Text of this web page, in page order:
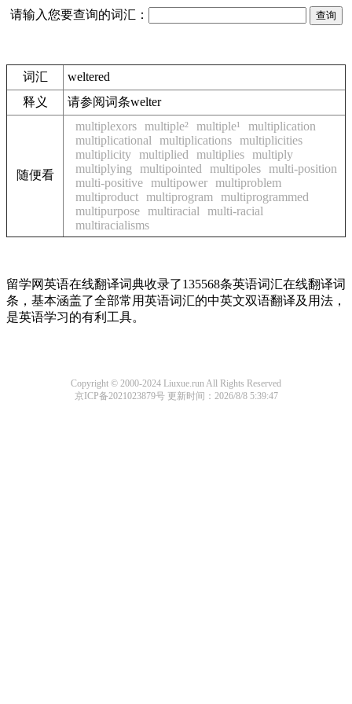
请输入您要查询的词汇：
词汇
weltered
释义
请参阅词条welter
随便看
multiplexors multiple² multiple¹
multiplication
multiplicational
multiplications multiplicities
multiplicity multiplied multiplies multiply
multiplying
multipointed multipoles multi-position
multi-positive multipower multiproblem
multiproduct multiprogram
multiprogrammed
multipurpose multiracial
multi-racial
multiracialisms
留学网英语在线翻译词典收录了135568条英语词汇在线翻译词
条，基本涵盖了全部常用英语词汇的中英文双语翻译及用法，
是英语学习的有利工具。
Copyright © 2000-2024 Liuxue.run All Rights Reserved
京ICP备2021023879号更新时间：2026/8/8 5:39:47